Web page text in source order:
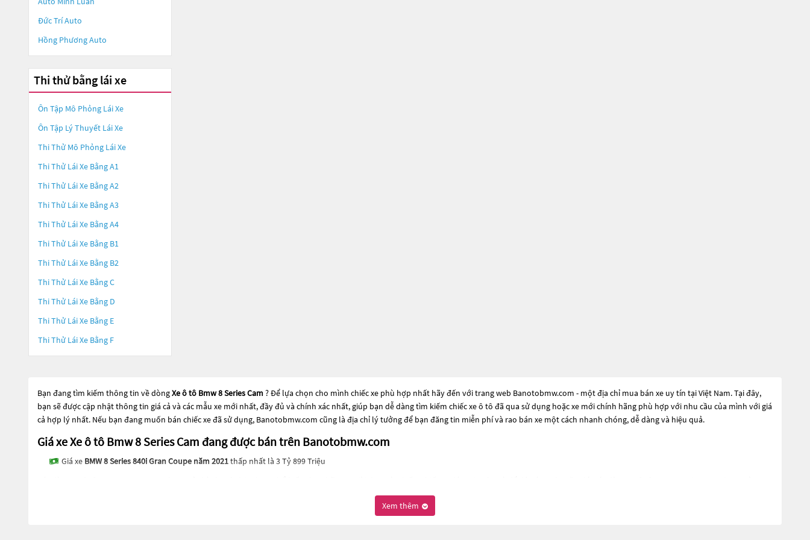
Đức Trí Auto
Hồng Phương Auto
Thi thử bằng lái xe
Ôn Tập Mô Phỏng Lái Xe
Ôn Tập Lý Thuyết Lái Xe
Thi Thử Mô Phỏng Lái Xe
Thi Thử Lái Xe Bằng A1
Thi Thử Lái Xe Bằng A2
Thi Thử Lái Xe Bằng A3
Thi Thử Lái Xe Bằng A4
Thi Thử Lái Xe Bằng B1
Thi Thử Lái Xe Bằng B2
Thi Thử Lái Xe Bằng C
Thi Thử Lái Xe Bằng D
Thi Thử Lái Xe Bằng E
Thi Thử Lái Xe Bằng F
Bạn đang tìm kiếm thông tin về dòngXe ô tô Bmw 8 Series Cam? Để lựa chọn cho mình chiếc xe phù hợp nhất hãy đến với trang web Banotobmw.com - một địa chỉ mua bán xe uy tín tại Việt Nam. Tại đây,
bạn sẽ được cập nhật thông tin giá cả và các mẫu xe mới nhất, đầy đủ và chính xác nhất, giúp bạn dễ dàng tìm kiếm chiếc xe ô tô đã qua sử dụng hoặc xe mới chính hãng phù hợp với nhu cầu của mình với giá
cả hợp lý nhất. Nếu bạn đang muốn bán chiếc xe đã sử dụng, Banotobmw.com cũng là địa chỉ lý tưởng để bạn đăng tin miễn phí và rao bán xe một cách nhanh chóng, dễ dàng và hiệu quả.
Giá xe Xe ô tô Bmw 8 Series Cam đang được bán trên Banotobmw.com
Giá xe BMW 8 Series 840i Gran Coupe năm 2021thấp nhất là 3 Tỷ 899 Triệu
này có thể là những dòng xe đời cũ đã được nâng cấp, hoặc là các dòng xe mới với thiết kế hiện đại và công nghệ tiên tiến. Các dòng
này đều được kiểm tra và bảo dưỡng kỹ lưỡng để đảm bảo chất lượng và hiệu suất tốt nhất. Nếu bạn đang tìm kiếm một chiếc xe, hãy khám phá các dòng
Xem thêm